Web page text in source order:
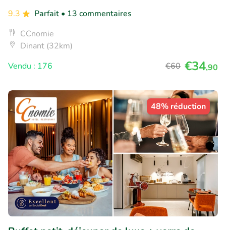
9.3
Parfait • 13 commentaires
CCnomie
Dinant (32km)
Vendu : 176
€60 €34,90
48% réduction